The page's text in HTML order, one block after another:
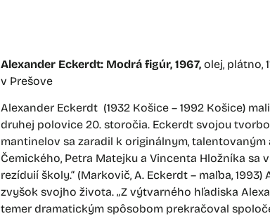
Alexander Eckerdt: Modrá figúr, 1967, olej, plátno,
v Prešove
Alexander Eckerdt (1932 Košice – 1992 Košice)
druhej polovice 20. storočia. Eckerdt svojou
mantinelov sa zaradil k originálnym, talentovaným
Čemického, Petra Matejku a Vincenta Hložníka sa
rezíduií školy.“ (Markovič, A. Eckerdt – maľba,
zvyšok svojho života. „Z výtvarného hľadiska
temer dramatickým spôsobom prekračoval